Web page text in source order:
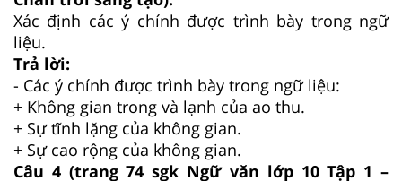
Xác định các ý chính được trình bày trong ngữ
liệu.
Trả lời:
- Các ý chính được trình bày trong ngữ liệu:
+ Không gian trong và lạnh của ao thu.
+ Sự tĩnh lặng của không gian.
+ Sự cao rộng của không gian.
Câu 4 (trang 74 sgk Ngữ văn lớp 10 Tập 1 –